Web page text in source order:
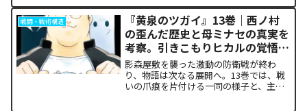
ドの裏側で、本作最大のミステリーであ
った「アルクの正体」と...
戦闘・戦術構造
『黄泉のツガイ』13巻｜西ノ村
の歪んだ歴史と母ミナセの真実を
考察。引きこもりヒカルの覚悟に
震える理由
影森屋敷を襲った激動の防衛戦が終わ
り、物語は次なる展開へ。13巻では、戦
いの爪痕を片付ける一同の様子と、主人